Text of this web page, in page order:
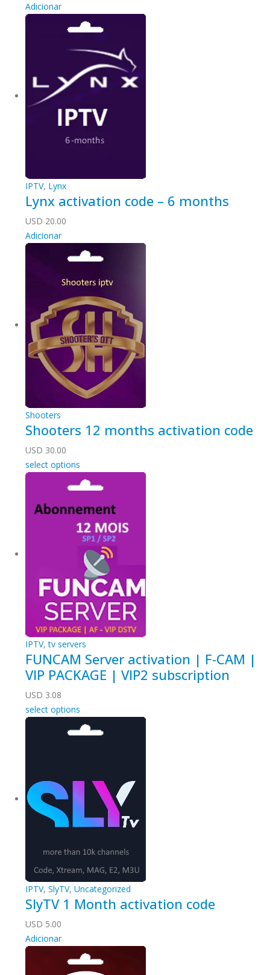
Adicionar
IPTV, Lynx
Lynx activation code – 6 months
USD 20.00
Adicionar
Shooters
Shooters 12 months activation code
USD 30.00
select options
IPTV,tv servers
FUNCAM Server activation | F-CAM |
VIP PACKAGE | VIP2 subscription
USD 3.08
select options
IPTV, SlyTV, Uncategorized
SlyTV 1 Month activation code
USD 5.00
Adicionar